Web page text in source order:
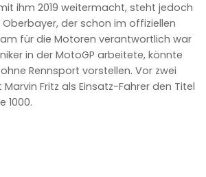
ihm 2019 weitermacht, steht jedoch
Oberbayer, der schon im offiziellen
für die Motoren verantwortlich war
in der MotoGP arbeitete, könnte
Rennsport vorstellen. Vor zwei
Fritz als Einsatz-Fahrer den Titel
1000.